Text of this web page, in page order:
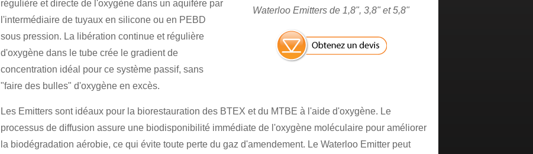
Waterloo Emitters de 1,8", 3,8" et 5,8"
régulière et directe de l'oxygène dans un aquifère par
l'intermédiaire de tuyaux en silicone ou en PEBD
sous pression. La libération continue et régulière
d'oxygène dans le tube crée le gradient de
concentration idéal pour ce système passif, sans
"faire des bulles" d'oxygène en excès.
Les Emitters sont idéaux pour la biorestauration des BTEX et du MTBE à l'aide d'oxygène. Le
processus de diffusion assure une biodisponibilité immédiate de l'oxygène moléculaire pour améliorer
la biodégradation aérobie, ce qui évite toute perte du gaz d'amendement. Le Waterloo Emitter peut